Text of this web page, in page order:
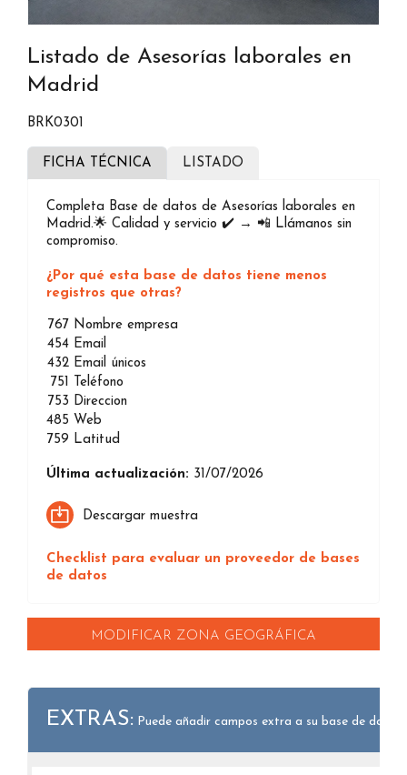
Listado de Asesorías laborales en
Madrid
BRK0301
FICHA TÉCNICA LISTADO
Completa Base de datos de Asesorías laborales en
Madrid.🌟 Calidad y servicio ✔️ → 📲 Llámanos sin
compromiso.
¿Por qué esta base de datos tiene menos
registros que otras?
767 Nombre empresa
454 Email
432 Email únicos
751 Teléfono
753 Direccion
485 Web
759 Latitud
Última actualización: 31/07/2026
Descargar muestra
Checklist para evaluar un proveedor de bases
de datos
MODIFICAR ZONA GEOGRÁFICA
EXTRAS: Puede añadir campos extra a su base de datos.